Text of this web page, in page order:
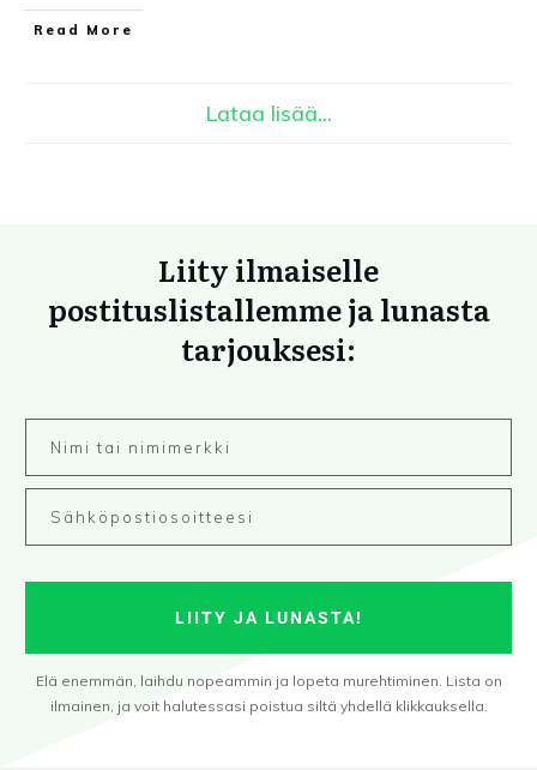
Read More
Lataa lisää...
Liity ilmaiselle
postituslistallemme ja lunasta
tarjouksesi:
LIITY JA LUNASTA!
Elä enemmän, laihdu nopeammin ja lopeta murehtiminen. Lista on
ilmainen, ja voit halutessasi poistua siltä yhdellä klikkauksella.